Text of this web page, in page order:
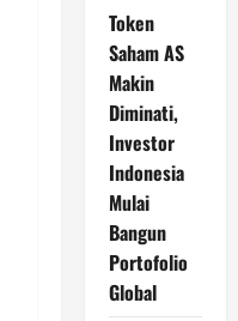
Token
Saham AS
Makin
Diminati,
Investor
Indonesia
Mulai
Bangun
Portofolio
Global